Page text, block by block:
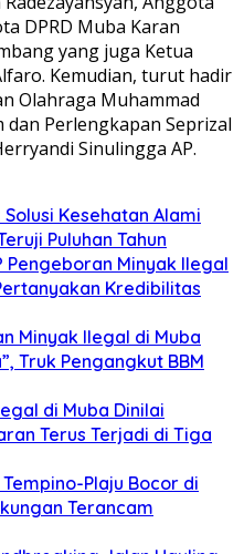
DPRD Muba Karan
yang juga Ketua
Kemudian, turut hadir
Olahraga Muhammad
dan Perlengkapan Seprizal
Sinulingga AP.
Kesehatan Alami
Puluhan Tahun
Pengeboran Minyak Ilegal
Kredibilitas
Minyak Ilegal di Muba
Truk Pengangkut BBM
di Muba Dinilai
Terus Terjadi di Tiga
Plaju Bocor di
Terancam